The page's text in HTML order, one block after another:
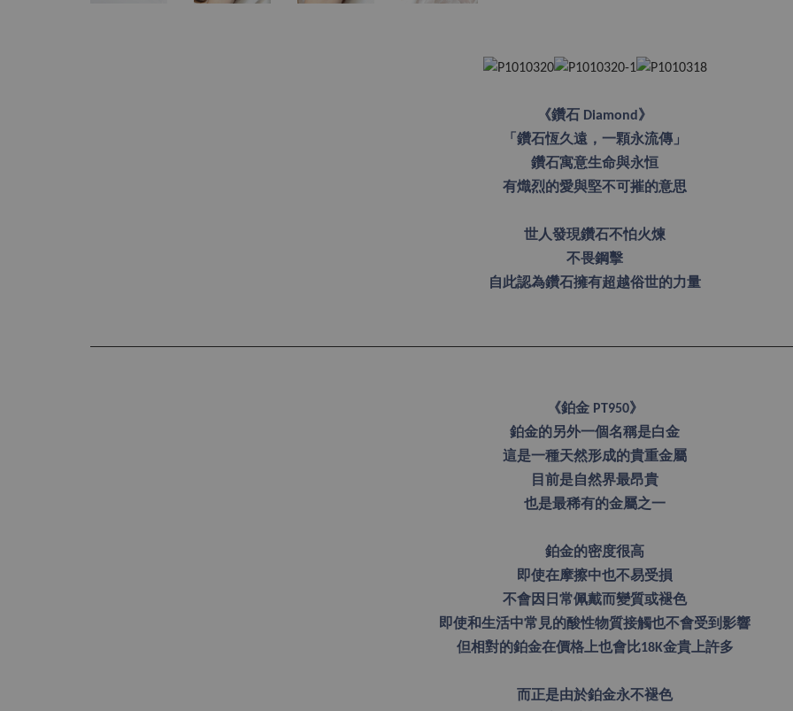
《鑽石 Diamond》
「鑽石恆久遠，一顆永流傳」
鑽石寓意生命與永恒
有熾烈的愛與堅不可摧的意思
世人發現鑽石不怕火煉
不畏鋼擊
自此認為鑽石擁有超越俗世的力量
《鉑金 PT950》
鉑金的另外一個名稱是白金
這是一種天然形成的貴重金屬
目前是自然界最昂貴
也是最稀有的金屬之一
鉑金的密度很高
即使在摩擦中也不易受損
不會因日常佩戴而變質或褪色
即使和生活中常見的酸性物質接觸也不會受到影響
但相對的鉑金在價格上也會比18K金貴上許多
而正是由於鉑金永不褪色